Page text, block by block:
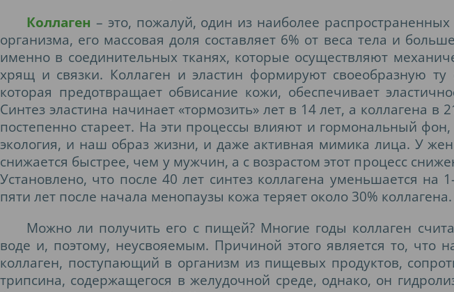
Коллаген – это, пожалуй, один из наиболее распространенных
организма, его массовая доля составляет 6% от веса тела и
именно в соединительных тканях, которые осуществляют
хрящ и связки. Коллаген и эластин формируют своеобразную ту
которая предотвращает обвисание кожи, обеспечивает
Синтез эластина начинает «тормозить» лет в 14 лет, а коллагена в
постепенно стареет. На эти процессы влияют и гормональный фон,
экология, и наш образ жизни, и даже активная мимика лица. У
снижается быстрее, чем у мужчин, а с возрастом этот процесс
Установлено, что после 40 лет синтез коллагена уменьшается на
пяти лет после начала менопаузы кожа теряет около 30% коллагена.
Можно ли получить его с пищей? Многие годы коллаген
воде и, поэтому, неусвояемым. Причиной этого является то, что
коллаген, поступающий в организм из пищевых продуктов,
трипсина, содержащегося в желудочной среде, однако, он